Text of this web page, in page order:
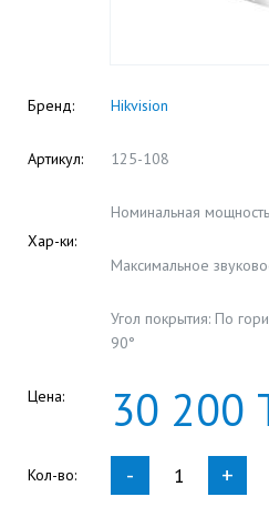
Бренд: Hikvision
Артикул: 125-108
Хар-ки:
Номинальная
Максимальное
Угол покрытия: По
90°
Цена: 30 200
Кол-во: - +